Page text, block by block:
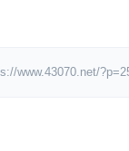
www.43070.net/